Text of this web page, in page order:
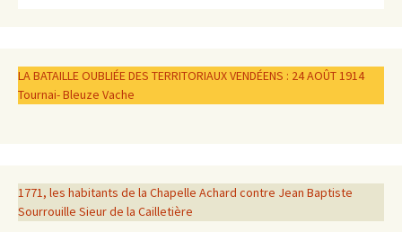
LA BATAILLE OUBLIÉE DES TERRITORIAUX VENDÉENS : 24 AOÛT 1914
Tournai- Bleuze Vache
1771, les habitants de la Chapelle Achard contre Jean Baptiste
Sourrouille Sieur de la Cailletière